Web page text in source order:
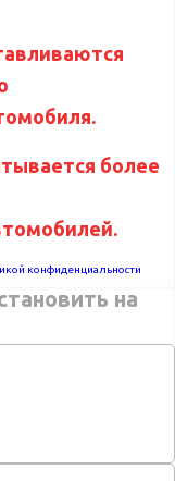
более
конфиденциальности
на